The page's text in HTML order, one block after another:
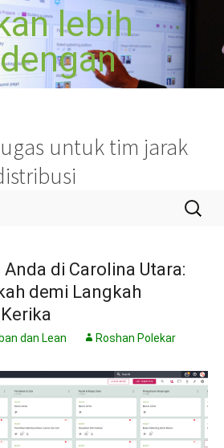
lebih
untuk tim jarak
Cari
untuk:
di Carolina Utara:
demi Langkah
dan Lean Roshan Polekar